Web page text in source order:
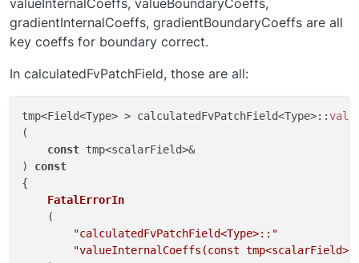
gradientInternalCoeffs, gradientBoundaryCoeffs are all
key coeffs for boundary correct.
In calculatedFvPatchField, those are all:
tmp<Field<Type> > calculatedFvPatchField<Type>::
(
const tmp<scalarField>&
) const
{
FatalErrorIn
    (
"calculatedFvPatchField<Type>::"
"valueInternalCoeffs(const